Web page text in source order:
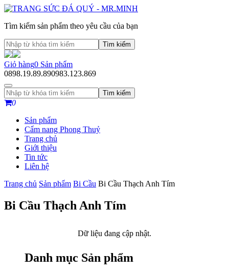
Tìm kiếm sản phẩm theo yêu cầu của bạn
Tìm kiếm
Giỏ hàng0 Sản phẩm
0898.19.89.890983.123.869
Tìm kiếm
0
Sản phẩm
Cẩm nang Phong Thuỷ
Trang chủ
Giới thiệu
Tin tức
Liên hệ
Trang chủ Sản phẩm Bi Cầu Bi Cầu Thạch Anh Tím
Bi Cầu Thạch Anh Tím
Dữ liệu đang cập nhật.
Danh mục Sản phẩm